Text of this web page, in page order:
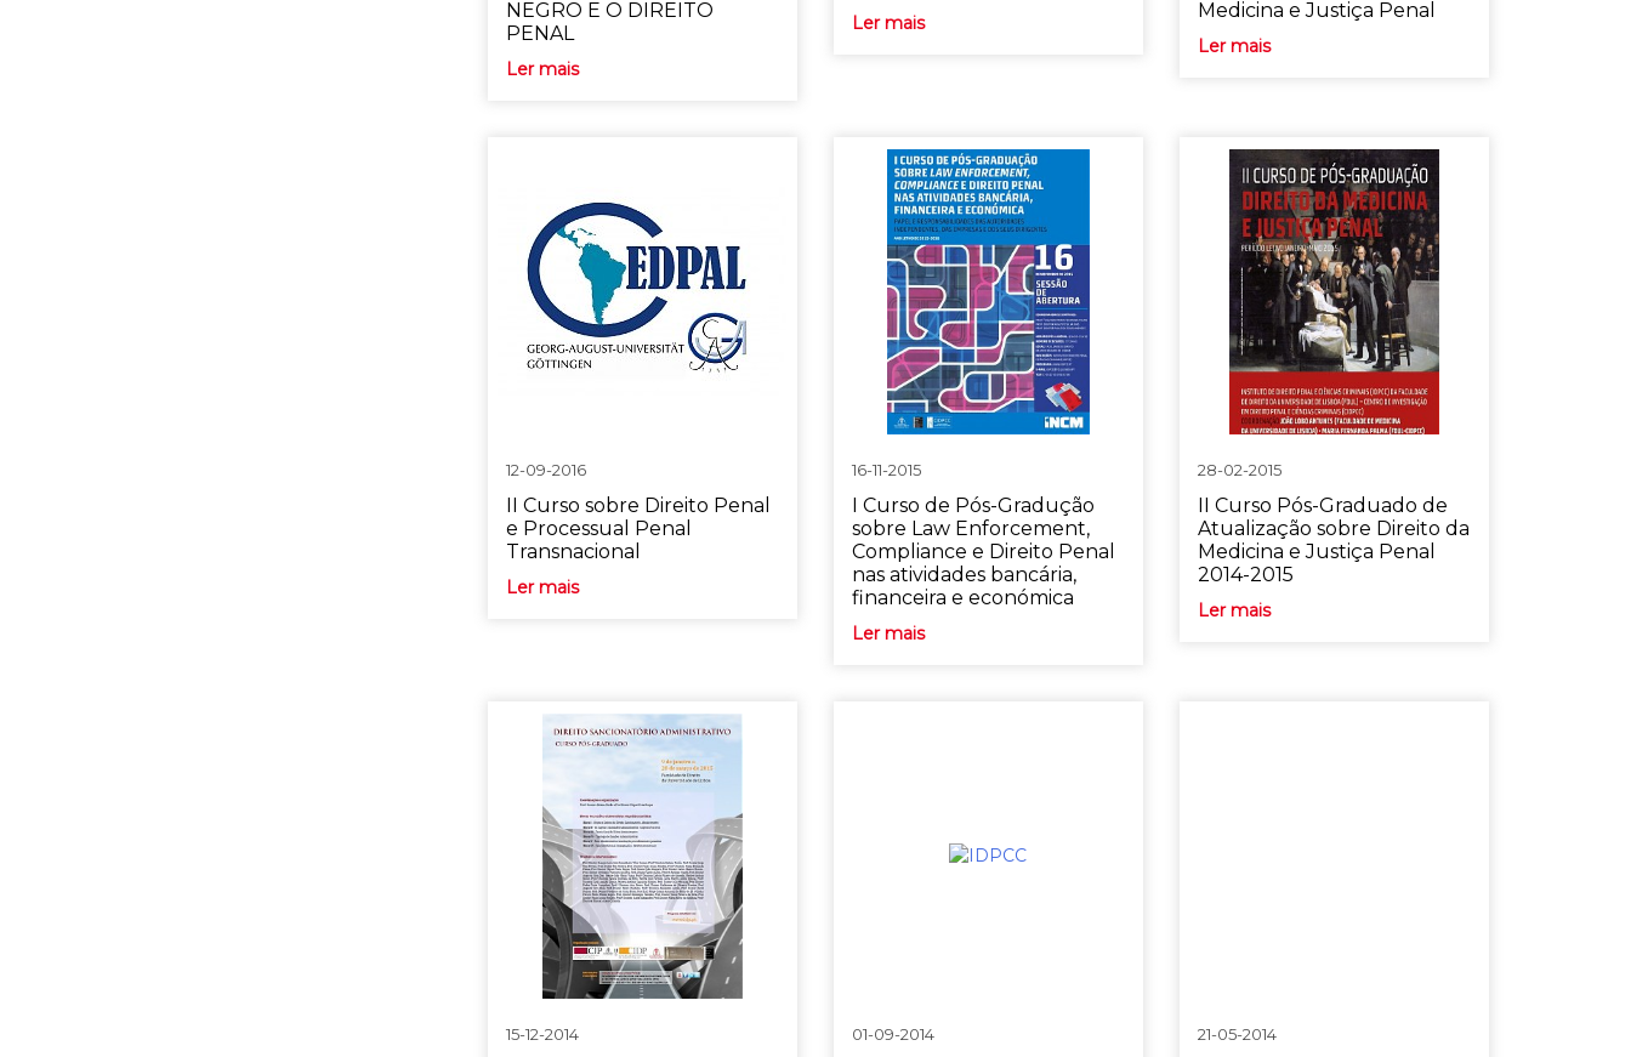
NEGRO E O DIREITO
PENAL
Ler mais
Ler mais
Medicina e Justiça Penal
Ler mais
12-09-2016
II Curso sobre Direito Penal
e Processual Penal
Transnacional
Ler mais
16-11-2015
I Curso de Pós-Gradução
sobre Law Enforcement,
Compliance e Direito Penal
nas atividades bancária,
financeira e económica
Ler mais
28-02-2015
II Curso Pós-Graduado de
Atualização sobre Direito da
Medicina e Justiça Penal
2014-2015
Ler mais
15-12-2014 01-09-2014 21-05-2014